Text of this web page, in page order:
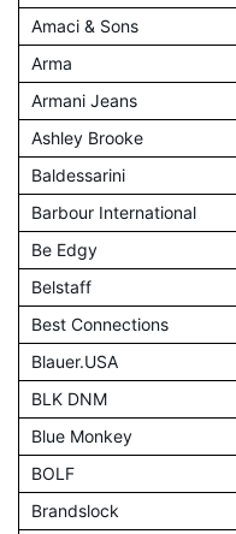
Amaci & Sons
Arma
Armani Jeans
Ashley Brooke
Baldessarini
Barbour International
Be Edgy
Belstaff
Best Connections
Blauer.USA
BLK DNM
Blue Monkey
BOLF
Brandslock